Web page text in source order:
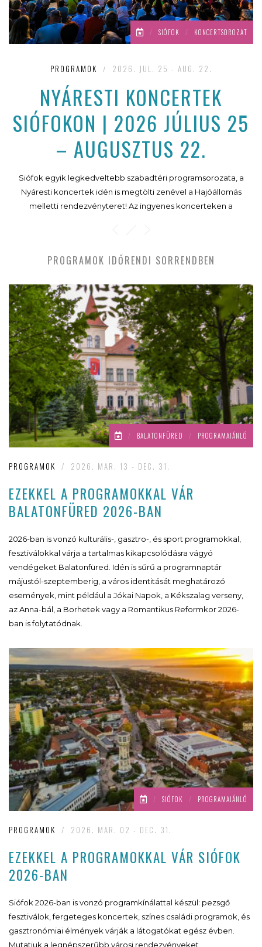
/ SIÓFOK / KONCERTSOROZAT
PROGRAMOK / 2026. JUL. 25 - AUG. 22.
NYÁRESTI KONCERTEK
SIÓFOKON | 2026 JÚLIUS 25
– AUGUSZTUS 22.
Siófok egyik legkedveltebb szabadtéri programsorozata, a
Nyáresti koncertek idén is megtölti zenével a Hajóállomás
melletti rendezvényteret! Az ingyenes koncerteken a
PROGRAMOK IDŐRENDI SORRENDBEN
/ BALATONFÜRED / PROGRAMAJÁNLÓ
PROGRAMOK / 2026. MAR. 13 - DEC. 31.
EZEKKEL A PROGRAMOKKAL VÁR
BALATONFÜRED 2026-BAN
2026-ban is vonzó kulturális-, gasztro-, és sport programokkal,
fesztiválokkal várja a tartalmas kikapcsolódásra vágyó
vendégeket Balatonfüred. Idén is sűrű a programnaptár
májustól-szeptemberig, a város identitását meghatározó
események, mint például a Jókai Napok, a Kékszalag verseny,
az Anna-bál, a Borhetek vagy a Romantikus Reformkor 2026-
ban is folytatódnak.
/ SIÓFOK / PROGRAMAJÁNLÓ
PROGRAMOK / 2026. MAR. 02 - DEC. 31.
EZEKKEL A PROGRAMOKKAL VÁR SIÓFOK
2026-BAN
Siófok 2026-ban is vonzó programkínálattal készül: pezsgő
fesztiválok, fergeteges koncertek, színes családi programok, és
gasztronómiai élmények várják a látogatókat egész évben.
Mutatjuk a legnépszerűbb városi rendezvényeket.